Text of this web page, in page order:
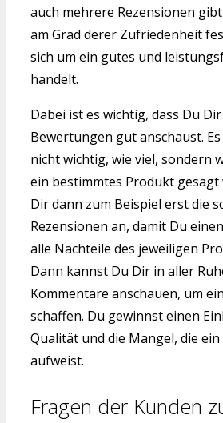
auch mehrere Rezensionen
am Grad derer Zufriedenheit
sich um ein gutes und
handelt.
Dabei ist es wichtig, dass Du
Bewertungen gut anschaust.
nicht wichtig, wie viel, sondern
ein bestimmtes Produkt gesagt
Dir dann zum Beispiel erst die
Rezensionen an, damit Du
alle Nachteile des jeweiligen
Dann kannst Du Dir in aller
Kommentare anschauen, um
schaffen. Du gewinnst einen
Qualität und die Mangel, die
aufweist.
Fragen der Kunden